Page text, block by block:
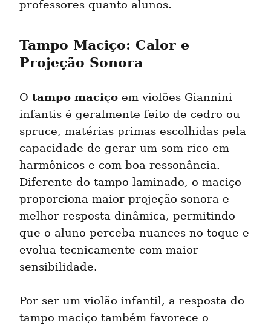
professores quanto alunos.
Tampo Maciço: Calor e
Projeção Sonora
O tampo maciço em violões Giannini
infantis é geralmente feito de cedro ou
spruce, matérias primas escolhidas pela
capacidade de gerar um som rico em
harmônicos e com boa ressonância.
Diferente do tampo laminado, o maciço
proporciona maior projeção sonora e
melhor resposta dinâmica, permitindo
que o aluno perceba nuances no toque e
evolua tecnicamente com maior
sensibilidade.
Por ser um violão infantil, a resposta do
tampo maciço também favorece o